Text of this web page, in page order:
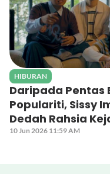
HIBURAN
Daripada Pentas
Populariti, Sissy
Dedah Rahsia
10 Jun 2026 11:59 AM